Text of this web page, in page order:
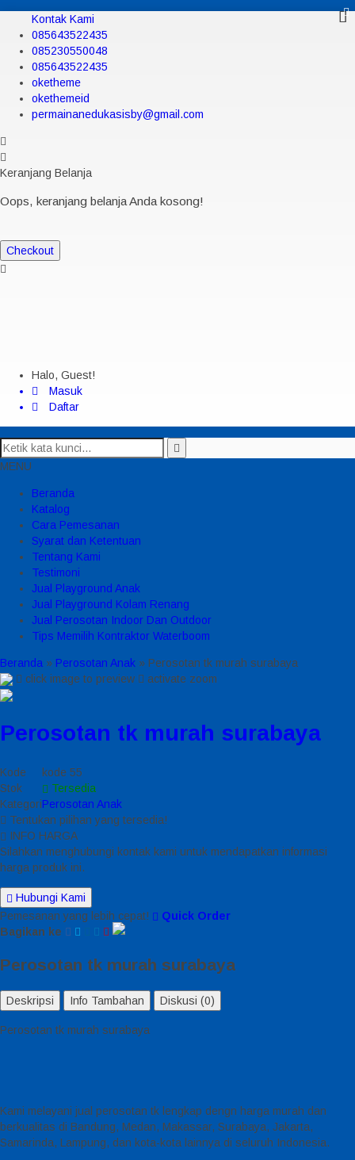
Kontak Kami
085643522435
085230550048
085643522435
oketheme
okethemeid
permainanedukasisby@gmail.com
Keranjang Belanja
Oops, keranjang belanja Anda kosong!
Checkout
Halo, Guest!
Masuk
Daftar
MENU
Beranda
Katalog
Cara Pemesanan
Syarat dan Ketentuan
Tentang Kami
Testimoni
Jual Playground Anak
Jual Playground Kolam Renang
Jual Perosotan Indoor Dan Outdoor
Tips Memilih Kontraktor Waterboom
Beranda » Perosotan Anak » Perosotan tk murah surabaya
click image to preview
activate zoom
Perosotan tk murah surabaya
Kode
kode 55
Stok
Tersedia
KategoriPerosotan Anak
Tentukan pilihan yang tersedia!
INFO HARGA
Silahkan menghubungi kontak kami untuk mendapatkan informasi
harga produk ini.
Hubungi Kami
Pemesanan yang lebih cepat!
Quick Order
Bagikan ke
Perosotan tk murah surabaya
Deskripsi Info Tambahan Diskusi (0)
Perosotan tk murah surabaya
Kami melayani jual perosotan tk lengkap dengn harga murah dan
berkualitas di Bandung, Medan, Makassar, Surabaya, Jakarta,
Samarinda, Lampung, dan kota-kota lainnya di seluruh Indonesia.